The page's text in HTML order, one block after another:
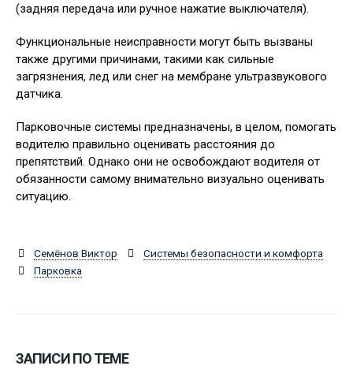
(задняя передача или ручное нажатие выключателя).
Функциональные неисправности могут быть вызваны
также другими причинами, такими как сильные
загрязнения, лед или снег на мембране ультразвукового
датчика.
Парковочные системы предназначены, в целом, помогать
водителю правильно оценивать расстояния до
препятствий. Однако они не освобождают водителя от
обязанности самому внимательно визуально оценивать
ситуацию.
Семёнов Виктор
Системы безопасности и комфорта
Парковка
ЗАПИСИ ПО ТЕМЕ